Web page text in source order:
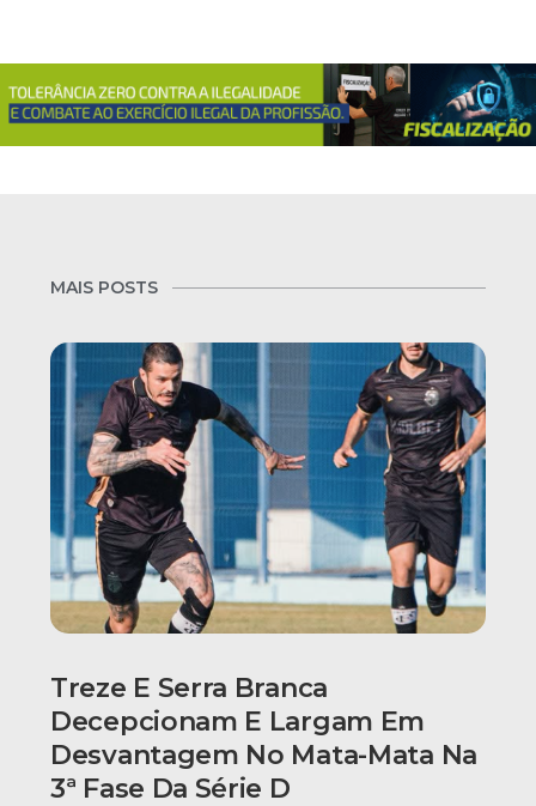
MAIS POSTS
Treze E Serra Branca
Decepcionam E Largam Em
Desvantagem No Mata-Mata Na
3ª Fase Da Série D